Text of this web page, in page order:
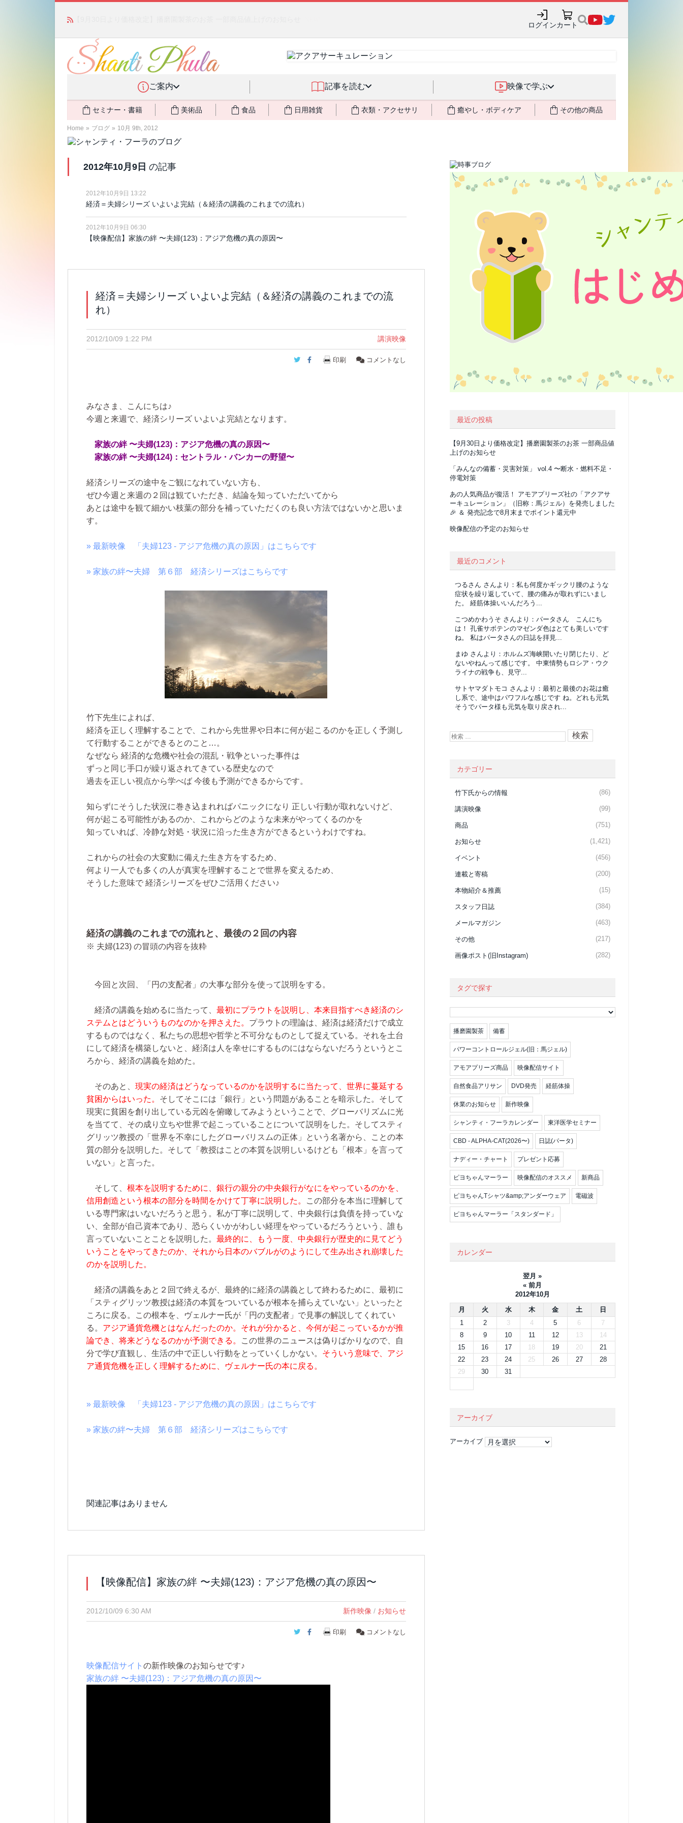
ログインカート
ご案内 記事を読む 映像で学ぶ
セミナー・書籍 美術品 食品 日用雑貨 衣類・アクセサリ 癒やし・ボディケア その他の商品
Home » ブログ » 10月 9th, 2012
2012年10月9日 の記事
2012年10月9日 13:22
経済＝夫婦シリーズ いよいよ完結（＆経済の講義のこれまでの流れ）
2012年10月9日 06:30
【映像配信】家族の絆 〜夫婦(123)：アジア危機の真の原因〜
経済＝夫婦シリーズ いよいよ完結（＆経済の講義のこれまでの流
れ）
2012/10/09 1:22 PM 講演映像
Twitter
Facebook
印刷 コメントなし
みなさま、こんにちは♪
今週と来週で、経済シリーズ いよいよ完結となります。
家族の絆 〜夫婦(123)：アジア危機の真の原因〜
家族の絆 〜夫婦(124)：セントラル・バンカーの野望〜
経済シリーズの途中をご観になれていない方も、
ぜひ今週と来週の２回は観ていただき、結論を知っていただいてから
あとは途中を観て細かい枝葉の部分を補っていただくのも良い方法ではないかと思いま
す。
» 最新映像 「夫婦123 - アジア危機の真の原因」はこちらです
» 家族の絆〜夫婦 第６部 経済シリーズはこちらです
竹下先生によれば、
経済を正しく理解することで、これから先世界や日本に何が起こるのかを正しく予測し
て行動することができるとのこと…。
なぜなら 経済的な危機や社会の混乱・戦争といった事件は
ずっと同じ手口が繰り返されてきている歴史なので
過去を正しい視点から学べば 今後も予測ができるからです。
知らずにそうした状況に巻き込まれればパニックになり 正しい行動が取れないけど、
何が起こる可能性があるのか、これからどのような未来がやってくるのかを
知っていれば、冷静な対処・状況に沿った生き方ができるというわけですね。
これからの社会の大変動に備えた生き方をするため、
何より一人でも多くの人が真実を理解することで世界を変えるため、
そうした意味で 経済シリーズをぜひご活用ください♪
経済の講義のこれまでの流れと、最後の２回の内容
※ 夫婦(123) の冒頭の内容を抜粋
今回と次回、「円の支配者」の大事な部分を使って説明をする。
経済の講義を始めるに当たって、 最初にプラウトを説明し、本来目指すべき経済のシ
ステムとはどういうものなのかを押さえた。 プラウトの理論は、経済は経済だけで成立
するものではなく、私たちの思想や哲学と不可分なものとして捉えている。それを土台
にして経済を構築しないと、経済は人を幸せにするものにはならないだろうというとこ
ろから、経済の講義を始めた。
そのあと、 現実の経済はどうなっているのかを説明するに当たって、世界に蔓延する
貧困からはいった。 そしてそこには「銀行」という問題があることを暗示した。そして
現実に貧困を創り出している元凶を俯瞰してみようということで、グローバリズムに光
を当てて、その成り立ちや世界で起こっていることについて説明をした。そしてスティ
グリッツ教授の「世界を不幸にしたグローバリスムの正体」という名著から、ことの本
質の部分を説明した。そして「教授はことの本質を説明しいるけども「根本」を言って
いない」と言った。
そして、 根本を説明するために、銀行の親分の中央銀行がなにをやっているのかを、
信用創造という根本の部分を時間をかけて丁寧に説明した。
この部分を本当に理解して
いる専門家はいないだろうと思う。私が丁寧に説明して、中央銀行は負債を持っていな
い、全部が自己資本であり、恐らくいかがわしい経理をやっているだろうという、誰も
言っていないことことを説明した。 最終的に、もう一度、中央銀行が歴史的に見てどう
いうことをやってきたのか、それから日本のバブルがのようにして生み出され崩壊した
のかを説明した。
経済の講義をあと２回で終えるが、最終的に経済の講義として終わるために、最初に
「スティグリッツ教授は経済の本質をついているが根本を捕らえていない」といったと
ころに戻る。この根本を、ヴェルナー氏が「円の支配者」で見事の解説してくれてい
る。 アジア通貨危機とはなんだったのか。それが分かると、今何が起こっているかが推
論でき、将来どうなるのかが予測できる。
この世界のニュースは偽りばかりなので、自
分で学び直観し、生活の中で正しい行動をとっていくしかない。 そういう意味で、アジ
ア通貨危機を正しく理解するために、ヴェルナー氏の本に戻る。
» 最新映像 「夫婦123 - アジア危機の真の原因」はこちらです
» 家族の絆〜夫婦 第６部 経済シリーズはこちらです
関連記事はありません
【映像配信】家族の絆 〜夫婦(123)：アジア危機の真の原因〜
2012/10/09 6:30 AM 新作映像 / お知らせ
Twitter
Facebook
印刷 コメントなし
映像配信サイト の新作映像のお知らせです♪
家族の絆 〜夫婦(123)：アジア危機の真の原因〜
最近の投稿
【9月30日より価格改定】播磨園製茶のお茶 一部商品値
上げのお知らせ
「みんなの備蓄・災害対策」 vol.4 〜断水・燃料不足・
停電対策
あの人気商品が復活！ アモアプリーズ社の「アクアサ
ーキュレーション」（旧称：馬ジェル）を発売しました
🎉 ＆ 発売記念で8月末までポイント還元中
映像配信の予定のお知らせ
最近のコメント
つるさん さんより： 私も何度かギックリ腰のような
症状を繰り返していて、腰の痛みが取れずにいまし
た。 経筋体操いいんだろう...
こつめかわうそ さんより： パータさん こんにち
は！ 孔雀サボテンのマゼンダ色はとても美しいです
ね。 私はパータさんの日誌を拝見...
まゆ さんより： ホルムズ海峡開いたり閉じたり、ど
ないやねんって感じです。 中東情勢もロシア・ウク
ライナの戦争も、見守...
サトヤマダトモコ さんより： 最初と最後のお花は癒
し系で、途中はパワフルな感じです ね。どれも元気
そうでパータ様も元気を取り戻され...
カテゴリー
竹下氏からの情報 (86)
講演映像 (99)
商品 (751)
お知らせ (1,421)
イベント (456)
連載と寄稿 (200)
本物紹介＆推薦 (15)
スタッフ日誌 (384)
メールマガジン (463)
その他 (217)
画像ポスト(旧Instagram) (282)
タグで探す
播磨園製茶 備蓄
パワーコントロールジェル(旧：馬ジェル)
アモアプリーズ商品 映像配信サイト
自然食品アリサン DVD発売 経筋体操
休業のお知らせ 新作映像
シャンティ・フーラカレンダー 東洋医学セミナー
CBD - ALPHA-CAT(2026〜) 日誌(パータ)
ナディー・チャート プレゼント応募
ピヨちゃんマーラー 映像配信のオススメ 新商品
ピヨちゃんTシャツ&amp;アンダーウェア 電磁波
ピヨちゃんマーラー「スタンダード」
カレンダー
翌月 »
« 前月
2012年10月
月
火 水 木 金 土
日
1
2 3 4 5 6
7
8
9 10 11 12 13
14
15
16 17 18 19 20
21
22
23 24 25 26 27
28
29
30 31
アーカイブ
アーカイブ